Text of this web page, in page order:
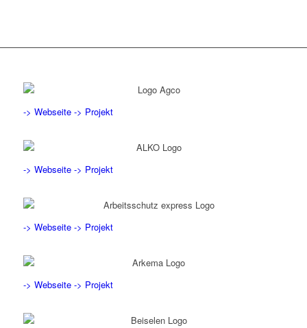
-> Webseite -> Projekt
-> Webseite -> Projekt
-> Webseite -> Projekt
-> Webseite -> Projekt